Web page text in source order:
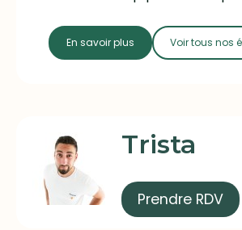
En savoir plus Voir tous nos
Trista
Prendre RDV